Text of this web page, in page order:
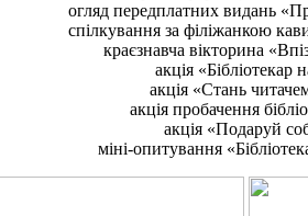
огляд передплатних видань
спілкування за філіжанкою
краєзнавча вікторина
акція «Бібліотекар
акція «Стань
акція пробачення
акція «Подаруй
міні-опитування